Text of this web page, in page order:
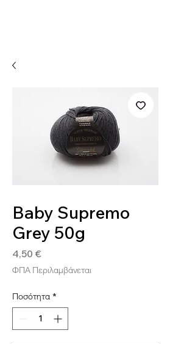
Baby Supremo
Grey 50g
4,50 €
ΦΠΑ Περιλαμβάνεται
Ποσότητα *